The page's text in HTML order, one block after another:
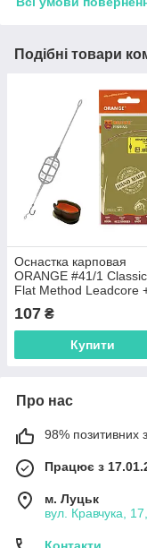
Подібні товари
Оснастка карповая
ORANGE #41/1 Classic
Flat Method Leadcore
Mould, для бойлу, 30
уп. 1 шт.,MF41130
107 ₴
Купити
Про нас
98% позитивних з
Працює з
м. Луцьк
вул. Кравчука,